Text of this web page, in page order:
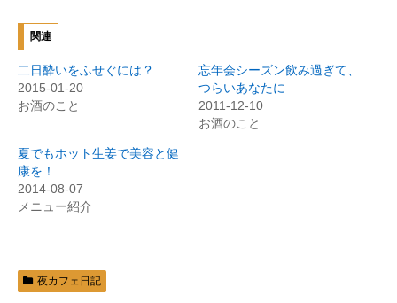
し
て
T
w
i
t
t
e
r
(
新
い
ウ
ィ
ン
き
ま
す
で
共
リ
ッ
し
い
ウ
関連
二日酔いをふせぐには？
2015-01-20
お酒のこと
忘年会シーズン飲み過ぎて、
つらいあなたに
2011-12-10
お酒のこと
夏でもホット生姜で美容と健
康を！
2014-08-07
メニュー紹介
夜カフェ日記